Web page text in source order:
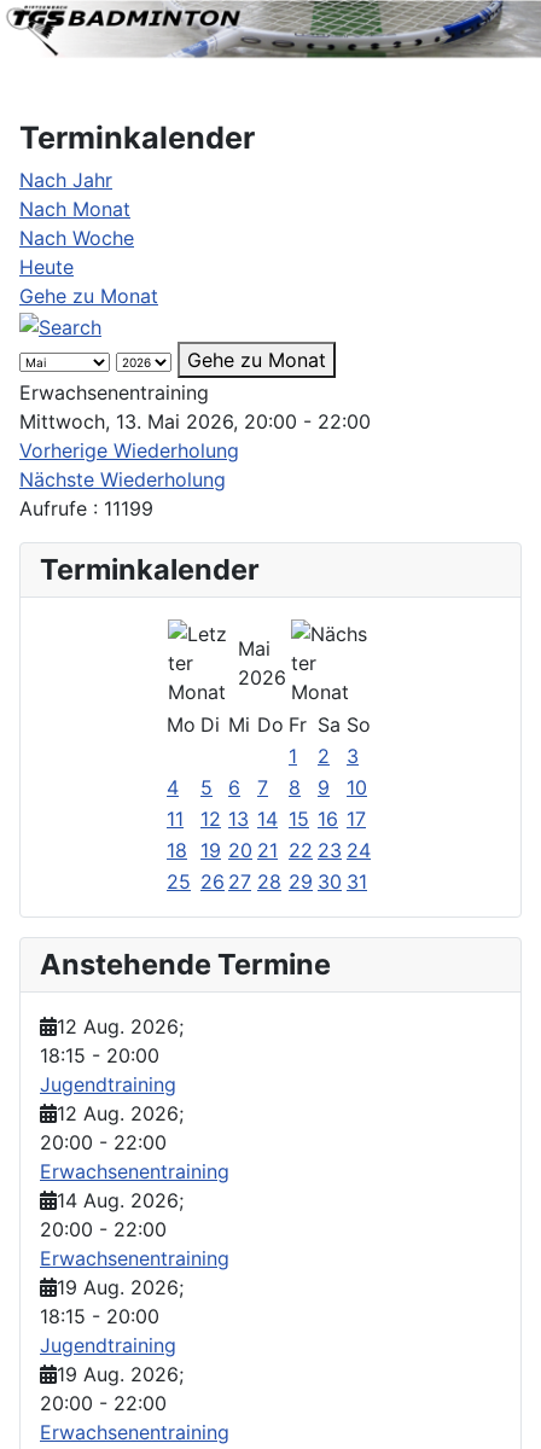
Terminkalender
Nach Jahr
Nach Monat
Nach Woche
Heute
Gehe zu Monat
Gehe zu Monat
Erwachsenentraining
Mittwoch, 13. Mai 2026, 20:00 - 22:00
Vorherige Wiederholung
Nächste Wiederholung
Aufrufe : 11199
Terminkalender
Mai
2026
Mo Di Mi Do Fr Sa So
1
2
3
4
5 6 7 8 9
10
11
12 13 14 15 16 17
18
19 20 21 22 23 24
25 26 27 28 29 30 31
Anstehende Termine
12 Aug. 2026;
18:15 - 20:00
Jugendtraining
12 Aug. 2026;
20:00 - 22:00
Erwachsenentraining
14 Aug. 2026;
20:00 - 22:00
Erwachsenentraining
19 Aug. 2026;
18:15 - 20:00
Jugendtraining
19 Aug. 2026;
20:00 - 22:00
Erwachsenentraining